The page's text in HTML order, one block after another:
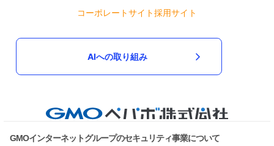
コーポレートサイト採用サイト
AIへの取り組み
GMOインターネットグループのセキュリティ事業について